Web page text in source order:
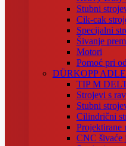
Stubni
Cik-cak
Specijalni
Šivanje
Motori
Pomoć pri
DÜRKOPP
TIP M
Strojevi s
Stubni
Cilindrični
Projektirane
CNC šivaće